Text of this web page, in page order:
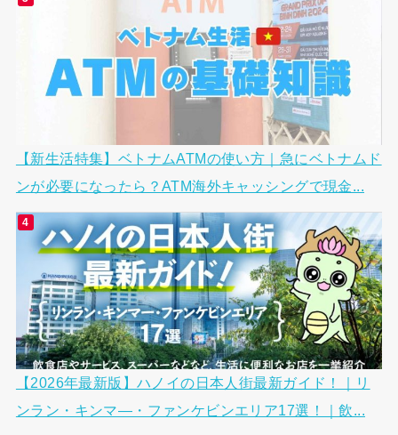
【新生活特集】ベトナムATMの使い方｜急にベトナムド
ンが必要になったら？ATM海外キャッシングで現金...
【2026年最新版】ハノイの日本人街最新ガイド！｜リ
ンラン・キンマ―・ファンケビンエリア17選！｜飲...